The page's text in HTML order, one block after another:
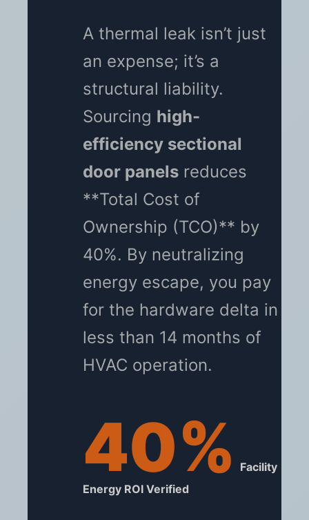
A thermal leak isn’t just
an expense; it’s a
structural liability.
Sourcing high-
efficiency sectional
door panels reduces
**Total Cost of
Ownership (TCO)** by
40%. By neutralizing
energy escape, you pay
for the hardware delta in
less than 14 months of
HVAC operation.
40%
Facility
Energy ROI Verified